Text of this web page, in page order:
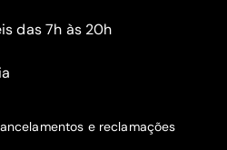
das 7h às 20h
e reclamações